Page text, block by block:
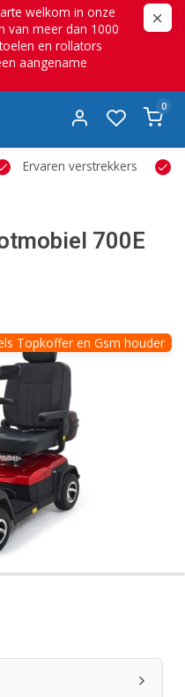
welkom in onze
van meer dan 1000
en rollators
aangename
0
Ervaren verstrekkers
700E
Topkoffer en Gsm houder